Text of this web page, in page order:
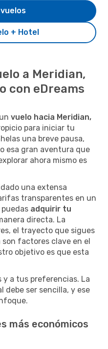
+ Hotel
a Meridian,
con eDreams
vuelo hacia Meridian,
para iniciar tu
una breve pausa,
esa gran aventura que
ahora mismo es
una extensa
transparentes en un
adquirir tu
directa. La
el trayecto que sigues
factores clave en el
objetivo es que esta
y a tus preferencias. La
debe ser sencilla, y ese
más económicos